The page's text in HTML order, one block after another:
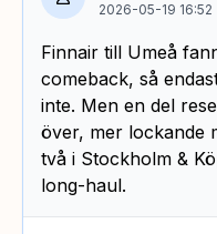
2026-05-19 16:52
Finnair till Umeå
comeback, så
inte. Men en del
över, mer lockande
två i Stockholm &
long-haul.